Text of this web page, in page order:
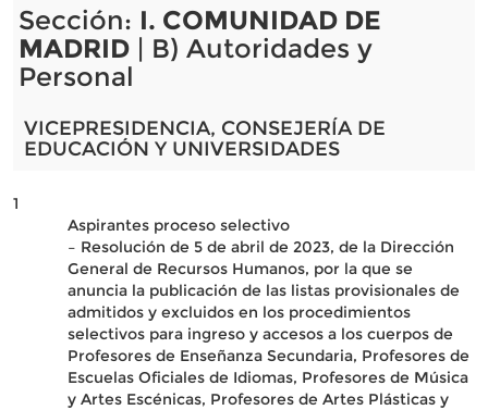
Sección: I. COMUNIDAD DE
MADRID| B) Autoridades y
Personal
VICEPRESIDENCIA, CONSEJERÍA DE
EDUCACIÓN Y UNIVERSIDADES
1
Aspirantes proceso selectivo
– Resolución de 5 de abril de 2023, de la Dirección
General de Recursos Humanos, por la que se
anuncia la publicación de las listas provisionales de
admitidos y excluidos en los procedimientos
selectivos para ingreso y accesos a los cuerpos de
Profesores de Enseñanza Secundaria, Profesores de
Escuelas Oficiales de Idiomas, Profesores de Música
y Artes Escénicas, Profesores de Artes Plásticas y